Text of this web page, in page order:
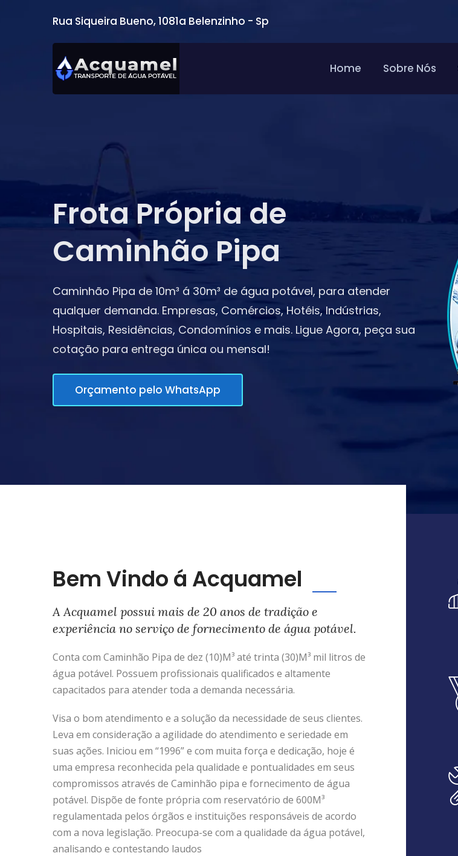
Rua Siqueira Bueno, 1081a Belenzinho - Sp
Home Sobre Nós
Frota Própria de
Caminhão Pipa
Caminhão Pipa de 10m³ á 30m³ de água potável, para atender
qualquer demanda. Empresas, Comércios, Hotéis, Indústrias,
Hospitais, Residências, Condomínios e mais. Ligue Agora, peça sua
cotação para entrega única ou mensal!
Orçamento pelo WhatsApp
Bem Vindo á Acquamel
A Acquamel possui mais de 20 anos de tradição e
experiência no serviço de fornecimento de água potável.
Conta com Caminhão Pipa de dez (10)M³ até trinta (30)M³ mil litros de
água potável. Possuem profissionais qualificados e altamente
capacitados para atender toda a demanda necessária.
Visa o bom atendimento e a solução da necessidade de seus clientes.
Leva em consideração a agilidade do atendimento e seriedade em
suas ações. Iniciou em “1996” e com muita força e dedicação, hoje é
uma empresa reconhecida pela qualidade e pontualidades em seus
compromissos através de Caminhão pipa e fornecimento de água
potável. Dispõe de fonte própria com reservatório de 600M³
regulamentada pelos órgãos e instituições responsáveis de acordo
com a nova legislação. Preocupa-se com a qualidade da água potável,
analisando e contestando laudos